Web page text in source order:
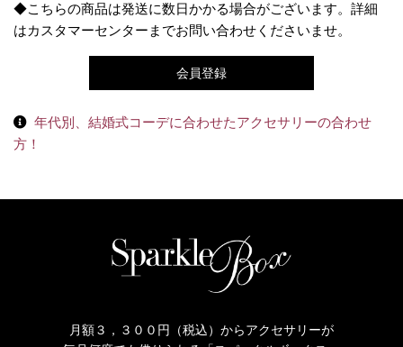
◆こちらの商品は発送に数日かかる場合がございます。詳細
はカスタマーセンターまでお問い合わせくださいませ。
会員登録
年代別、結婚式コーデに合わせたアクセサリーの合わせ
方！
月額３，３００円（税込）からアクセサリーが